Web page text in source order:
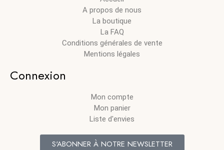
A propos de nous
La boutique
La FAQ
Conditions générales de vente
Mentions légales
Connexion
Mon compte
Mon panier
Liste d'envies
S'ABONNER À NOTRE NEWSLETTER